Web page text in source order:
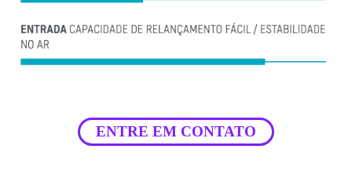
ENTRE EM CONTATO